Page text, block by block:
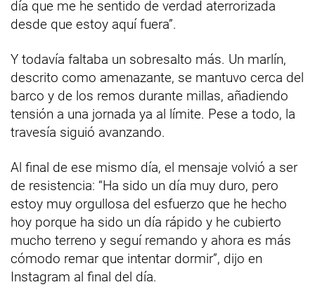
día que me he sentido de verdad aterrorizada
desde que estoy aquí fuera”.
Y todavía faltaba un sobresalto más. Un marlín,
descrito como amenazante, se mantuvo cerca del
barco y de los remos durante millas, añadiendo
tensión a una jornada ya al límite. Pese a todo, la
travesía siguió avanzando.
Al final de ese mismo día, el mensaje volvió a ser
de resistencia: “Ha sido un día muy duro, pero
estoy muy orgullosa del esfuerzo que he hecho
hoy porque ha sido un día rápido y he cubierto
mucho terreno y seguí remando y ahora es más
cómodo remar que intentar dormir”, dijo en
Instagram al final del día.